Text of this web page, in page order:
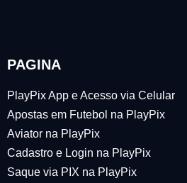
PAGINA
PlayPix App e Acesso via Celular
Apostas em Futebol na PlayPix
Aviator na PlayPix
Cadastro e Login na PlayPix
Saque via PIX na PlayPix